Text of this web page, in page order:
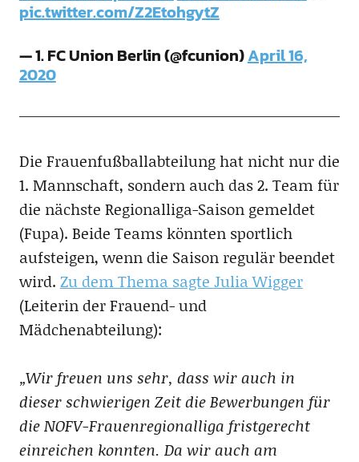
pic.twitter.com/Z2EtohgytZ
— 1. FC Union Berlin (@fcunion)April 16,
2020
Die Frauenfußballabteilung hat nicht nur die
1. Mannschaft, sondern auch das 2. Team für
die nächste Regionalliga-Saison gemeldet
(Fupa). Beide Teams könnten sportlich
aufsteigen, wenn die Saison regulär beendet
wird. Zu dem Thema sagte Julia Wigger
(Leiterin der Frauend- und
Mädchenabteilung):
„Wir freuen uns sehr, dass wir auch in
dieser schwierigen Zeit die Bewerbungen für
die NOFV-Frauenregionalliga fristgerecht
einreichen konnten. Da wir auch am